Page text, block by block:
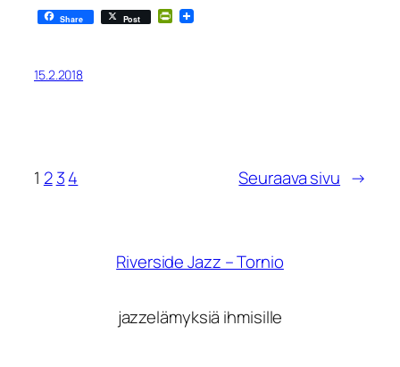
Share Post PrintFriendly
15.2.2018
1 2 34 Seuraava sivu →
Riverside Jazz – Tornio
jazzelämyksiä ihmisille